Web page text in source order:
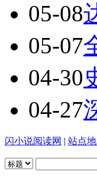
05-08
05-07
04-30
04-27
闪小说阅读网 | 站点